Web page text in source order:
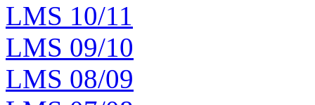
LMS 10/11
LMS 09/10
LMS 08/09